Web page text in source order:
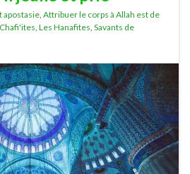
apostasie Attribuer le corps à Allah est de
Les Hanafites Savants de